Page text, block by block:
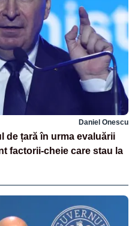
Daniel Onescu
de țară în urma evaluării
factorii-cheie care stau la